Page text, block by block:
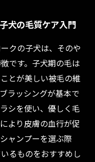
犬の毛質ケア入門
クの子犬は、そのや
です。子犬期の毛は
とが美しい被毛の維
ラッシングが基本で
シを使い、優しく毛
より皮膚の血行が促
ャンプーを選ぶ際
るものをおすすめし